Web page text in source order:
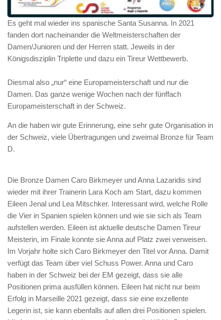
Es geht mal wieder ins spanische Santa Susanna. In 2021
fanden dort nacheinander die Weltmeisterschaften der
Damen/Junioren und der Herren statt. Jeweils in der
Königsdisziplin Triplette und dazu ein Tireur Wettbewerb.
Diesmal also „nur“ eine Europameisterschaft und nur die
Damen. Das ganze wenige Wochen nach der fünffach
Europameisterschaft in der Schweiz.
An die haben wir gute Erinnerung, eine sehr gute Organisation in
der Schweiz, viele Übertragungen und zweimal Bronze für Team
D.
Die Bronze Damen Caro Birkmeyer und Anna Lazaridis sind
wieder mit ihrer Trainerin Lara Koch am Start, dazu kommen
Eileen Jenal und Lea Mitschker. Interessant wird, welche Rolle
die Vier in Spanien spielen können und wie sie sich als Team
aufstellen werden. Eileen ist aktuelle deutsche Damen Tireur
Meisterin, im Finale konnte sie Anna auf Platz zwei verweisen.
Im Vorjahr holte sich Caro Birkmeyer den Titel vor Anna. Damit
verfügt das Team über viel Schuss Power. Anna und Caro
haben in der Schweiz bei der EM gezeigt, dass sie alle
Positionen prima ausfüllen können. Eileen hat nicht nur beim
Erfolg in Marseille 2021 gezeigt, dass sie eine exzellente
Legerin ist, sie kann ebenfalls auf allen drei Positionen spielen.